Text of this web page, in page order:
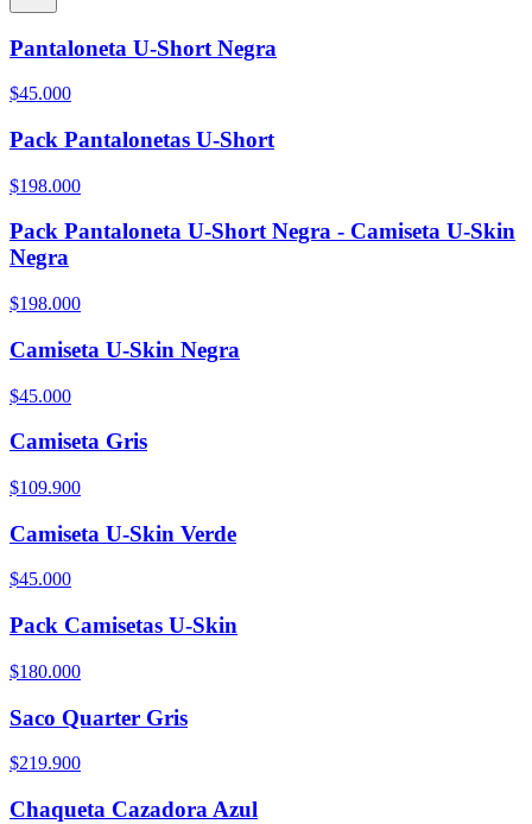
Pantaloneta U-Short Negra
$45.000
Pack Pantalonetas U-Short
$198.000
Pack Pantaloneta U-Short Negra - Camiseta U-Skin
Negra
$198.000
Camiseta U-Skin Negra
$45.000
Camiseta Gris
$109.900
Camiseta U-Skin Verde
$45.000
Pack Camisetas U-Skin
$180.000
Saco Quarter Gris
$219.900
Chaqueta Cazadora Azul